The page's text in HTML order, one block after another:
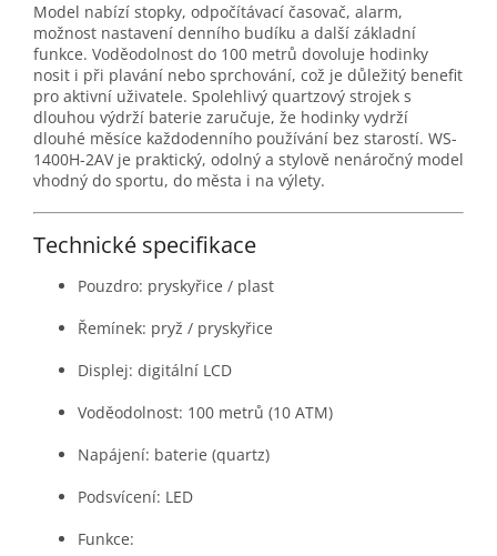
Model nabízí stopky, odpočítávací časovač, alarm,
možnost nastavení denního budíku a další základní
funkce. Voděodolnost do 100 metrů dovoluje hodinky
nosit i při plavání nebo sprchování, což je důležitý benefit
pro aktivní uživatele. Spolehlivý quartzový strojek s
dlouhou výdrží baterie zaručuje, že hodinky vydrží
dlouhé měsíce každodenního používání bez starostí. WS-
1400H-2AV je praktický, odolný a stylově nenáročný model
vhodný do sportu, do města i na výlety.
Technické specifikace
Pouzdro: pryskyřice / plast
Řemínek: pryž / pryskyřice
Displej: digitální LCD
Voděodolnost: 100 metrů (10 ATM)
Napájení: baterie (quartz)
Podsvícení: LED
Funkce: